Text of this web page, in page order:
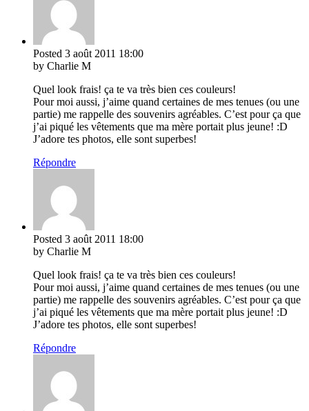
Posted 3 août 2011 18:00
by Charlie M
Quel look frais! ça te va très bien ces couleurs!
Pour moi aussi, j’aime quand certaines de mes tenues (ou une
partie) me rappelle des souvenirs agréables. C’est pour ça que
j’ai piqué les vêtements que ma mère portait plus jeune! :D
J’adore tes photos, elle sont superbes!
Répondre
Posted 3 août 2011 18:00
by Charlie M
Quel look frais! ça te va très bien ces couleurs!
Pour moi aussi, j’aime quand certaines de mes tenues (ou une
partie) me rappelle des souvenirs agréables. C’est pour ça que
j’ai piqué les vêtements que ma mère portait plus jeune! :D
J’adore tes photos, elle sont superbes!
Répondre